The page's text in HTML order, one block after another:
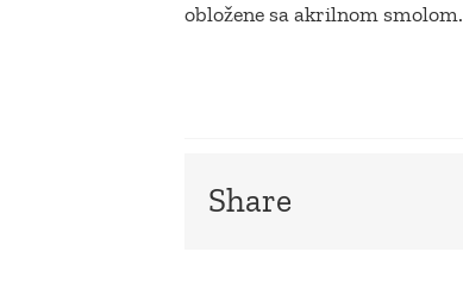
obložene sa akrilnom smolom.
Share